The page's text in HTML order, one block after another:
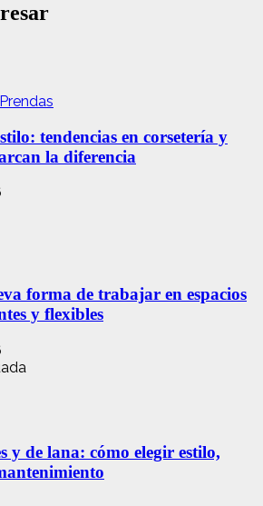
tendencias en corsetería y
la diferencia
forma de trabajar en espacios
y flexibles
y de lana: cómo elegir estilo,